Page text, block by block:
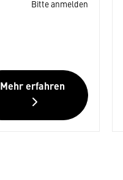
Bitte anmelden
Mehr erfahren